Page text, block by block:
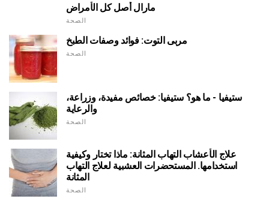
مارال أصل كل الأمراض
الصحة
مربى التوت: فوائد وصفات الطبخ
الصحة
ستيفيا - ما هو؟ ستيفيا: خصائص مفيدة، وزراعة،
والرعاية
الصحة
علاج الأعشاب التهاب المثانة: ماذا تختار وكيفية
استخدامها. المستحضرات العشبية لعلاج التهاب
المثانة
الصحة